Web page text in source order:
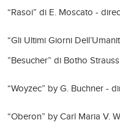
“Rasoi” di E. Moscato -
“Gli Ultimi Giorni
”Besucher” di Botho
“Woyzec” by G. Buchner -
“Oberon” by Carl Maria V.